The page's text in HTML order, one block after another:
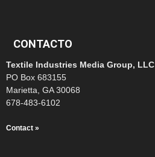
CONTACTO
Textile Industries Media Group, LLC
PO Box 683155
Marietta, GA 30068
678-483-6102
Contact »